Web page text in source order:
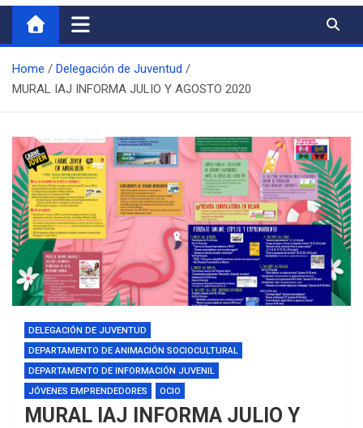
Home
Delegación de Juventud
MURAL IAJ INFORMA JULIO Y AGOSTO 2020
DELEGACIÓN DE JUVENTUD
DEPARTAMENTO DE ANIMACIÓN SOCIOCULTURAL
DEPARTAMENTO DE INFORMACIÓN JUVENIL
JÓVENES EMPRENDEDORES
OCIO
MURAL IAJ INFORMA JULIO Y